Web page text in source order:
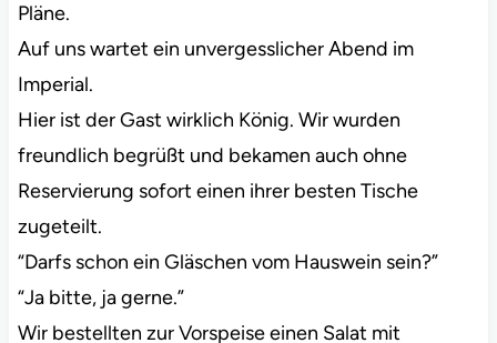
Pläne.
Auf uns wartet ein unvergesslicher Abend im
Imperial.
Hier ist der Gast wirklich König. Wir wurden
freundlich begrüßt und bekamen auch ohne
Reservierung sofort einen ihrer besten Tische
zugeteilt.
“Darfs schon ein Gläschen vom Hauswein sein?”
“Ja bitte, ja gerne.”
Wir bestellten zur Vorspeise einen Salat mit